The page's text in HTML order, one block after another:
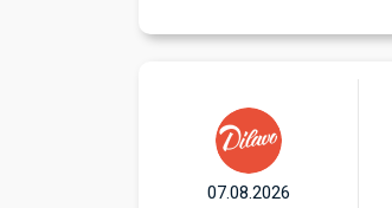
07.08.2026